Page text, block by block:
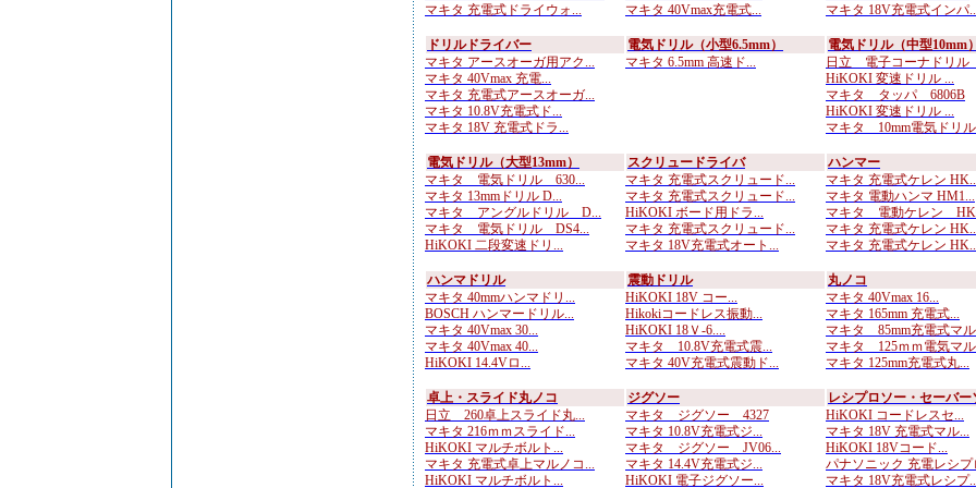
マキタ 充電式ドライウォ...
マキタ 40Vmax充電式...
マキタ 18V充電式インパ
ドリルドライバー
マキタ アースオーガ用アク...
マキタ 40Vmax 充電...
マキタ 充電式アースオーガ...
マキタ 10.8V充電式ド...
マキタ 18V 充電式ドラ...
電気ドリル（小型6.5mm）
マキタ 6.5mm 高速ド...
電気ドリル（中型10mm）
日立 電子コーナドリ
HiKOKI 変速ドリル ...
マキタ タッパ 6806B
HiKOKI 変速ドリル ...
マキタ 10mm電気ドリル
電気ドリル（大型13mm）
マキタ 電気ドリル 630...
マキタ 13mmドリル D...
マキタ アングルドリル D...
マキタ 電気ドリル DS4...
HiKOKI 二段変速ドリ...
スクリュードライバ
マキタ 充電式スクリュード...
マキタ 充電式スクリュード...
HiKOKI ボード用ドラ...
マキタ 充電式スクリュード...
マキタ 18V充電式オート...
ハンマー
マキタ 充電式ケレン
マキタ 電動ハンマ HM1...
マキタ 電動ケレン
マキタ 充電式ケレン
マキタ 充電式ケレン
ハンマドリル
マキタ 40mmハンマドリ...
BOSCH ハンマードリル...
マキタ 40Vmax 30...
マキタ 40Vmax 40...
HiKOKI 14.4Vロ...
震動ドリル
HiKOKI 18V コー...
Hikokiコードレス振動...
HiKOKI 18Ｖ-6....
マキタ 10.8V充電式震...
マキタ 40V充電式震動ド...
丸ノコ
マキタ 40Vmax 16...
マキタ 165mm 充電式...
マキタ 85mm充電式マル
マキタ 125ｍｍ電気マル
マキタ 125mm充電式丸...
卓上・スライド丸ノコ
日立 260卓上スライド丸...
マキタ 216ｍｍスライド...
HiKOKI マルチボルト...
マキタ 充電式卓上マルノコ...
HiKOKI マルチボルト...
ジグソー
マキタ ジグソー 4327
マキタ 10.8V充電式ジ...
マキタ ジグソー JV06...
マキタ 14.4V充電式ジ...
HiKOKI 電子ジグソー...
レシプロソー・セーバー
HiKOKI コードレスセ...
マキタ 18V 充電式マル...
HiKOKI 18Vコード...
パナソニック 充電レシプ
マキタ 18V充電式レシプ